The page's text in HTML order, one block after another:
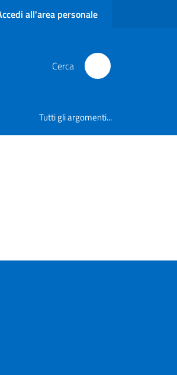
all'area personale
Cerca
Tutti gli argomenti...